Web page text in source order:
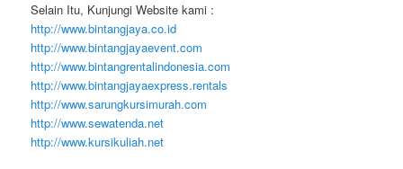
Selain Itu, Kunjungi Website kami :
http://www.bintangjaya.co.id
http://www.bintangjayaevent.com
http://www.bintangrentalindonesia.com
http://www.bintangjayaexpress.rentals
http://www.sarungkursimurah.com
http://www.sewatenda.net
http://www.kursikuliah.net